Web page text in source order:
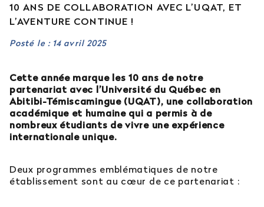
10 ANS DE COLLABORATION AVEC L’UQAT, ET
L’AVENTURE CONTINUE !
Posté le : 14 avril 2025
Cette année marque les 10 ans de notre
partenariat avec l’Université du Québec en
Abitibi-Témiscamingue (UQAT), une collaboration
académique et humaine qui a permis à de
nombreux étudiants de vivre une expérience
internationale unique.
Deux programmes emblématiques de notre
établissement sont au cœur de ce partenariat :
Est-ce que vous proposez des bourses ?
Est-il possible d’intégrer l’école en 2e ou 3e
Quelles sont les poursuites d’études ?
Afficher plus
Orientation : vous ne trouvez